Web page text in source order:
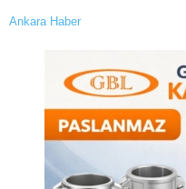
Ankara Haber